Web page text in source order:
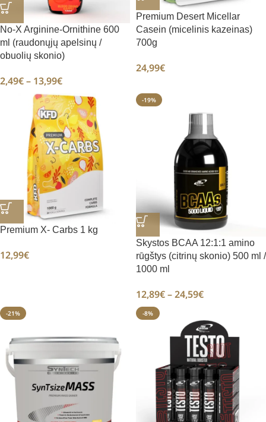
No-X Arginine-Ornithine 600
ml (raudonųjų apelsinų /
obuolių skonio)
2,49€– 13,99€
Premium Desert Micellar
Casein (micelinis kazeinas)
700g
24,99€
Premium X- Carbs 1 kg
12,99€
-19%
Skystos BCAA 12:1:1 amino
rūgštys (citrinų skonio) 500 ml /
1000 ml
12,89€–24,59€
-21% -8%